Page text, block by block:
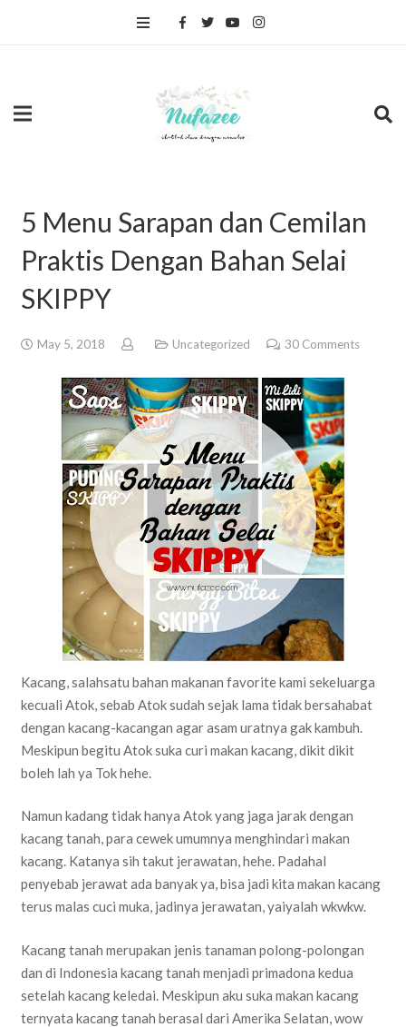
5 Menu Sarapan dan Cemilan
Praktis Dengan Bahan Selai
SKIPPY
May 5, 2018 Uncategorized 30 Comments
Kacang, salahsatu bahan makanan favorite kami sekeluarga
kecuali Atok, sebab Atok sudah sejak lama tidak bersahabat
dengan kacang-kacangan agar asam uratnya gak kambuh.
Meskipun begitu Atok suka curi makan kacang, dikit dikit
boleh lah ya Tok hehe.
Namun kadang tidak hanya Atok yang jaga jarak dengan
kacang tanah, para cewek umumnya menghindari makan
kacang. Katanya sih takut jerawatan, hehe. Padahal
penyebab jerawat ada banyak ya, bisa jadi kita makan kacang
terus malas cuci muka, jadinya jerawatan, yaiyalah wkwkw.
Kacang tanah merupakan jenis tanaman polong-polongan
dan di Indonesia kacang tanah menjadi primadona kedua
setelah kacang keledai. Meskipun aku suka makan kacang
ternyata kacang tanah berasal dari Amerika Selatan, wow